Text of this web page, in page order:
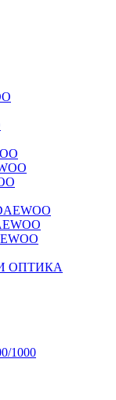
ОПТИКА
1000